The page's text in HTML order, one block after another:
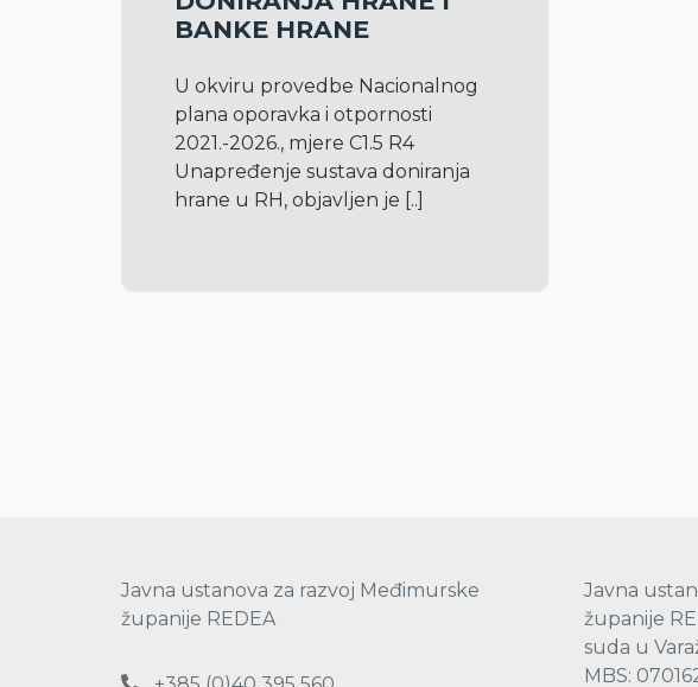
BANKE HRANE
U okviru provedbe Nacionalnog
plana oporavka i otpornosti
2021.-2026., mjere C1.5 R4
Unapređenje sustava doniranja
hrane u RH, objavljen je [..]
Javna ustanova za razvoj Međimurske
županije REDEA
Javna
županije
suda u
MBS: